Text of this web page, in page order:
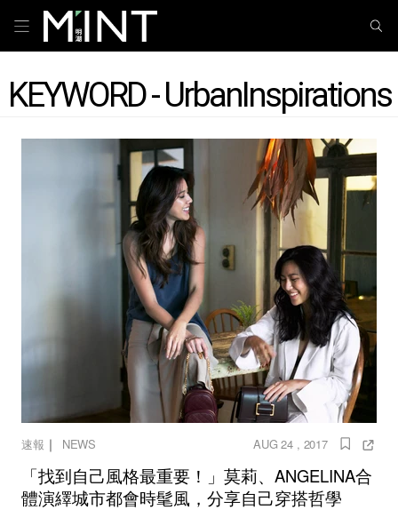
KEYWORD - UrbanInspirations
速報 ｜ NEWS AUG 24 , 2017
「找到自己風格最重要！」莫莉、ANGELINA合
體演繹城市都會時髦風，分享自己穿搭哲學